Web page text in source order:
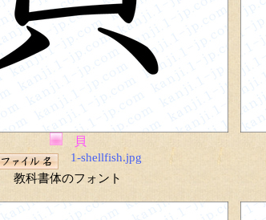
貝
1-shellfish.jpg
教科書体のフォント